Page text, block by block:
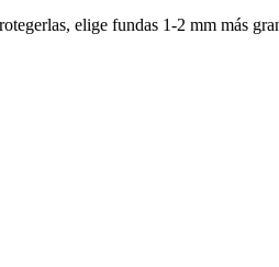
elige fundas 1-2 mm más